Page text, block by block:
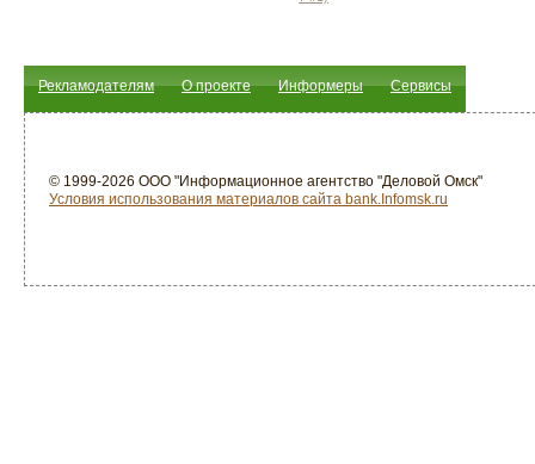
Рекламодателям О проекте Информеры Сервисы
© 1999-2026 ООО "Информационное агентство "Деловой Омск"
Условия использования материалов сайта bank.Infomsk.ru